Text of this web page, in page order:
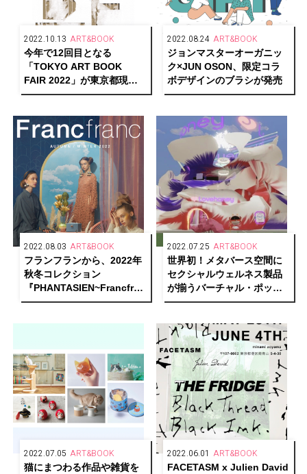
2022.10.13 ART&BOOK
今年で12回目となる
「TOKYO ART BOOK
FAIR 2022」が東京都現代
美術館で開催！
2022.08.24 ART&BOOK
ジョンマスターオーガニッ
ク×JUN OSON、限定コラ
ボデザインのブラシが発売
2022.08.03 ART&BOOK
フランフランから、2022年
秋冬コレクション
『PHANTASIEN~Francfranc
Shangri-la~』が登場
2022.07.25 ART&BOOK
世界初！メタバース空間に
セクシャルウェルネス製品
が揃うバーチャル・ポップ
アップストア
2022.07.05 ART&BOOK
猫にまつわる作品や雑貨を
2022.06.01 ART&BOOK
FACETASM x Julien David